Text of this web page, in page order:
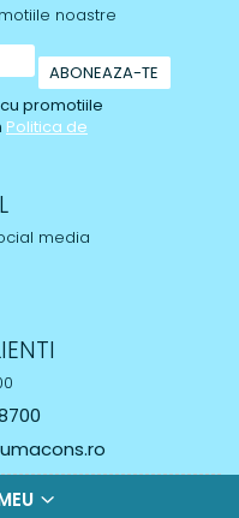
noastre
promotiile
Politica de
media